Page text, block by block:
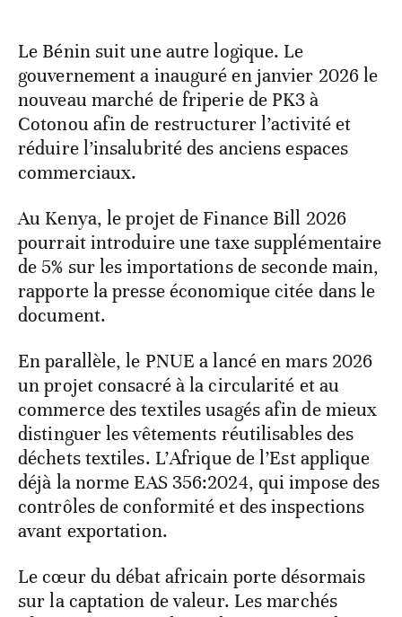
Le Bénin suit une autre logique. Le
gouvernement a inauguré en janvier 2026 le
nouveau marché de friperie de PK3 à
Cotonou afin de restructurer l’activité et
réduire l’insalubrité des anciens espaces
commerciaux.
Au Kenya, le projet de Finance Bill 2026
pourrait introduire une taxe supplémentaire
de 5% sur les importations de seconde main,
rapporte la presse économique citée dans le
document.
En parallèle, le PNUE a lancé en mars 2026
un projet consacré à la circularité et au
commerce des textiles usagés afin de mieux
distinguer les vêtements réutilisables des
déchets textiles. L’Afrique de l’Est applique
déjà la norme EAS 356:2024, qui impose des
contrôles de conformité et des inspections
avant exportation.
Le cœur du débat africain porte désormais
sur la captation de valeur. Les marchés